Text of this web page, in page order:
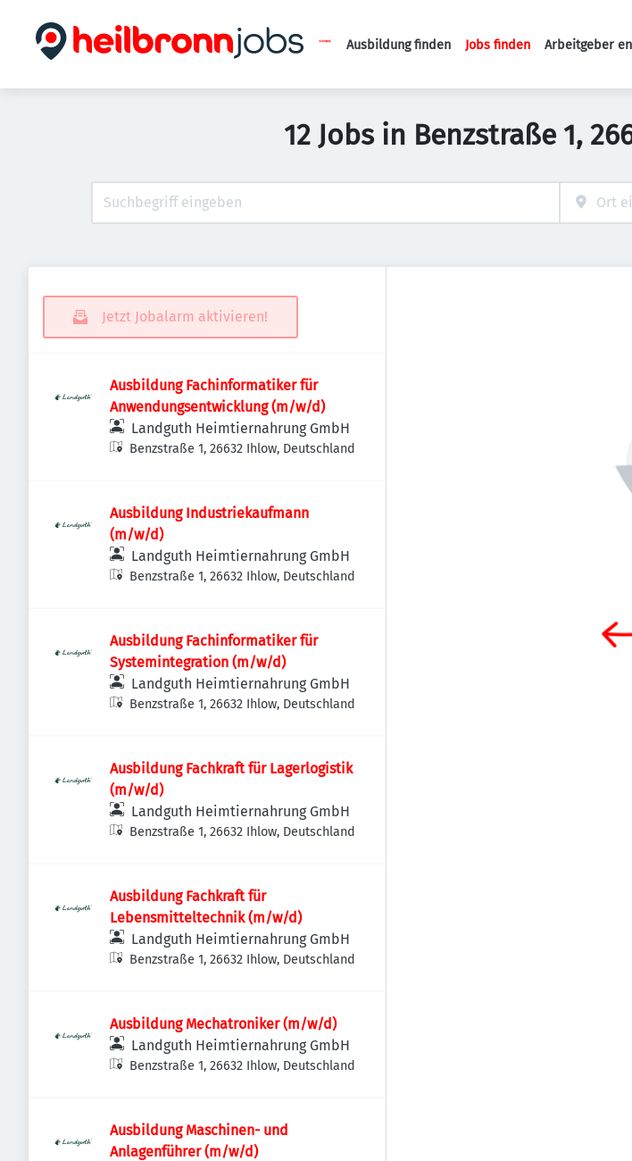
Haupt-
Ausbildung finden Jobs finden Arbeitgeber
12 Jobs in Benzstraße 1,
Jetzt Jobalarm aktivieren!
Ausbildung Fachinformatiker für
Anwendungsentwicklung (m/w/d)
Landguth Heimtiernahrung GmbH
Benzstraße 1, 26632 Ihlow, Deutschland
Ausbildung Industriekaufmann
(m/w/d)
Landguth Heimtiernahrung GmbH
Benzstraße 1, 26632 Ihlow, Deutschland
Ausbildung Fachinformatiker für
Systemintegration (m/w/d)
Landguth Heimtiernahrung GmbH
Benzstraße 1, 26632 Ihlow, Deutschland
Ausbildung Fachkraft für Lagerlogistik
(m/w/d)
Landguth Heimtiernahrung GmbH
Benzstraße 1, 26632 Ihlow, Deutschland
Ausbildung Fachkraft für
Lebensmitteltechnik (m/w/d)
Landguth Heimtiernahrung GmbH
Benzstraße 1, 26632 Ihlow, Deutschland
Ausbildung Mechatroniker (m/w/d)
Landguth Heimtiernahrung GmbH
Benzstraße 1, 26632 Ihlow, Deutschland
Ausbildung Maschinen- und
Anlagenführer (m/w/d)